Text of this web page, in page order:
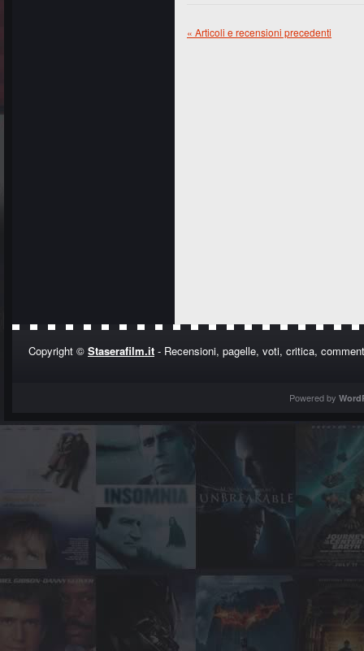
« Articoli e recensioni precedenti
Copyright © Staserafilm.it - Recensioni, pagelle, voti, critica,
Powered by